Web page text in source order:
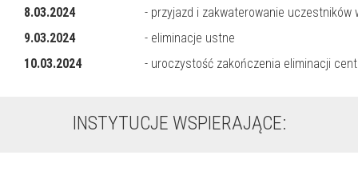
8.03.2024
- przyjazd i zakwaterowanie uczestników
9.03.2024
- eliminacje ustne
10.03.2024
- uroczystość zakończenia eliminacji
INSTYTUCJE WSPIERAJĄCE: